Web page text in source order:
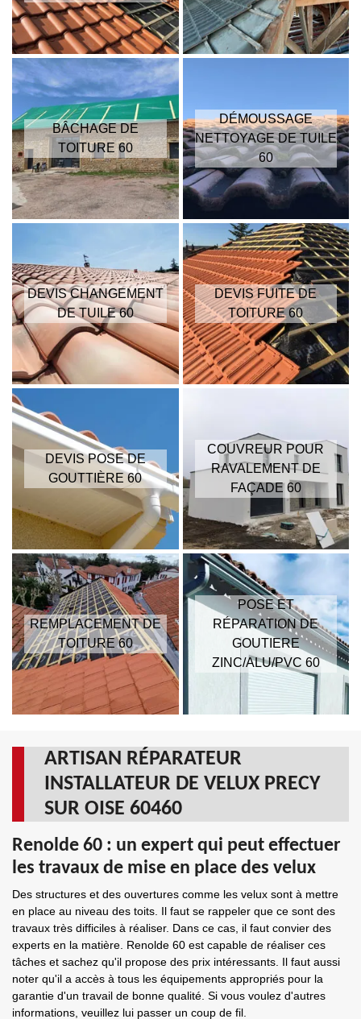
BÂCHAGE DE
TOITURE 60
DÉMOUSSAGE
NETTOYAGE DE TUILE
60
DEVIS CHANGEMENT
DE TUILE 60
DEVIS FUITE DE
TOITURE 60
DEVIS POSE DE
GOUTTIÈRE 60
COUVREUR POUR
RAVALEMENT DE
FAÇADE 60
REMPLACEMENT DE
TOITURE 60
POSE ET
RÉPARATION DE
GOUTIERE
ZINC/ALU/PVC 60
ARTISAN RÉPARATEUR
INSTALLATEUR DE VELUX PRECY
SUR OISE 60460
Renolde 60 : un expert qui peut effectuer
les travaux de mise en place des velux
Des structures et des ouvertures comme les velux sont à mettre
en place au niveau des toits. Il faut se rappeler que ce sont des
travaux très difficiles à réaliser. Dans ce cas, il faut convier des
experts en la matière. Renolde 60 est capable de réaliser ces
tâches et sachez qu'il propose des prix intéressants. Il faut aussi
noter qu'il a accès à tous les équipements appropriés pour la
garantie d'un travail de bonne qualité. Si vous voulez d'autres
informations, veuillez lui passer un coup de fil.